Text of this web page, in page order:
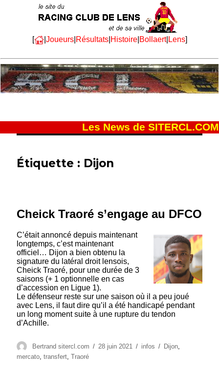
[ | Joueurs| Résultats| Histoire| Bollaert| Lens]
Les News de SITERCL.COM
Étiquette : Dijon
Cheick Traoré s’engage au DFCO
C’était annoncé depuis maintenant
longtemps, c’est maintenant
officiel… Dijon a bien obtenu la
signature du latéral droit lensois,
Cheick Traoré, pour une durée de 3
saisons (+ 1 optionnelle en cas
d’accession en Ligue 1).
Le défenseur reste sur une saison où il a peu joué
avec Lens, il faut dire qu’il a été handicapé pendant
un long moment suite à une rupture du tendon
d’Achille.
Auteur
Bertrand sitercl.com
Publié
28 juin 2021 Catégories
infos Étiquettes
Dijon,
mercato,transfert,Traoré